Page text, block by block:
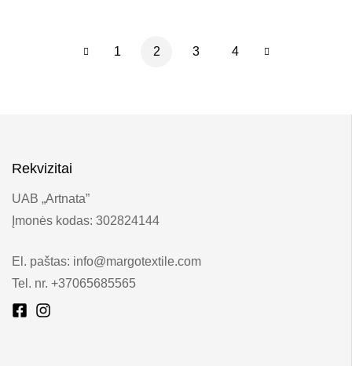
1 2 3 4
Rekvizitai
UAB „Artnata”
Įmonės kodas: 302824144
El. paštas: info@margotextile.com
Tel. nr. +37065685565